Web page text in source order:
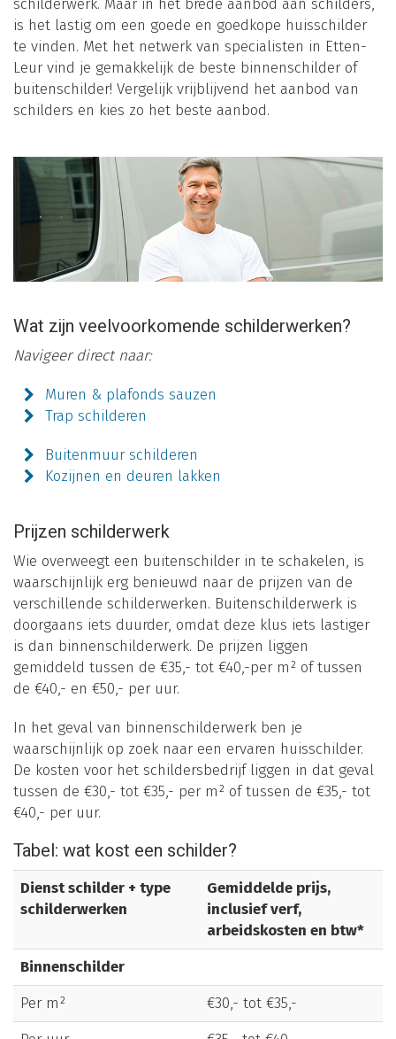
schilderwerk. Maar in het brede aanbod aan schilders,
is het lastig om een goede en goedkope huisschilder
te vinden. Met het netwerk van specialisten in Etten-
Leur vind je gemakkelijk de beste binnenschilder of
buitenschilder! Vergelijk vrijblijvend het aanbod van
schilders en kies zo het beste aanbod.
Wat zijn veelvoorkomende schilderwerken?
Navigeer direct naar:
Muren & plafonds sauzen
Trap schilderen
Buitenmuur schilderen
Kozijnen en deuren lakken
Prijzen schilderwerk
Wie overweegt een buitenschilder in te schakelen, is
waarschijnlijk erg benieuwd naar de prijzen van de
verschillende schilderwerken. Buitenschilderwerk is
doorgaans iets duurder, omdat deze klus iets lastiger
is dan binnenschilderwerk. De prijzen liggen
gemiddeld tussen de €35,- tot €40,-per m² of tussen
de €40,- en €50,- per uur.
In het geval van binnenschilderwerk ben je
waarschijnlijk op zoek naar een ervaren huisschilder.
De kosten voor het schildersbedrijf liggen in dat geval
tussen de €30,- tot €35,- per m² of tussen de €35,- tot
€40,- per uur.
Tabel: wat kost een schilder?
Dienst schilder + type
schilderwerken
Gemiddelde prijs,
inclusief verf,
arbeidskosten en btw*
Binnenschilder
Per m²
€30,- tot €35,-